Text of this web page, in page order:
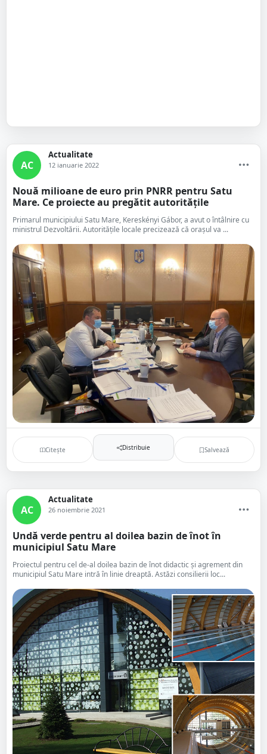
AC
Actualitate
12 ianuarie 2022
Nouă milioane de euro prin PNRR pentru Satu
Mare. Ce proiecte au pregătit autoritățile
Primarul municipiului Satu Mare, Kereskényi Gábor, a avut o întâlnire cu
ministrul Dezvoltării. Autoritățile locale precizează că orașul va ...
Citește Distribuie Salvează
AC
Actualitate
26 noiembrie 2021
Undă verde pentru al doilea bazin de înot în
municipiul Satu Mare
Proiectul pentru cel de-al doilea bazin de înot didactic şi agrement din
municipiul Satu Mare intră în linie dreaptă. Astăzi consilierii loc...